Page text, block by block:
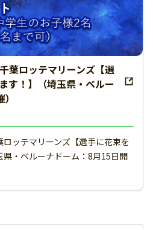
葉ロッテマリーンズ【選
す！】（埼玉県・ベルー
ッテマリーンズ【選手に花束を
県・ベルーナドーム：8月15日開